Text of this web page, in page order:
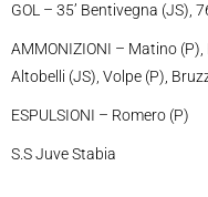
GOL – 35’ Bentivegna (JS),
AMMONIZIONI – Matino (P),
Altobelli (JS), Volpe (P),
ESPULSIONI – Romero (P)
S.S Juve Stabia